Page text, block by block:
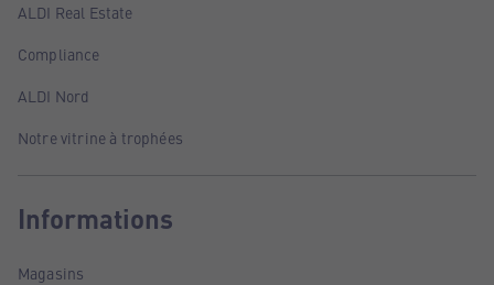
ALDI Real Estate
Compliance
ALDI Nord
Notre vitrine à trophées
Informations
Magasins